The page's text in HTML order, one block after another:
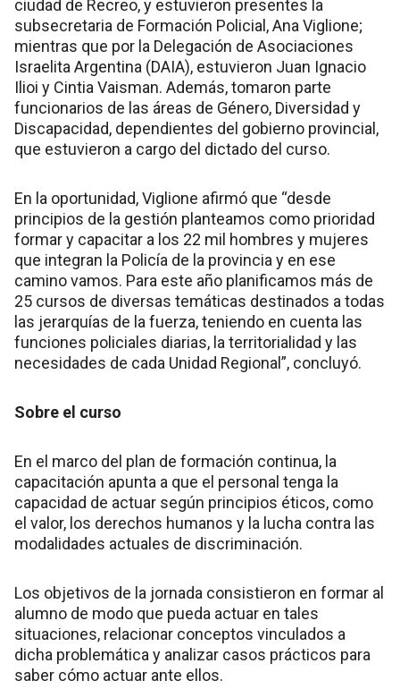
ciudad de Recreo, y estuvieron presentes la
subsecretaria de Formación Policial, Ana Viglione;
mientras que por la Delegación de Asociaciones
Israelita Argentina (DAIA), estuvieron Juan Ignacio
Ilioi y Cintia Vaisman. Además, tomaron parte
funcionarios de las áreas de Género, Diversidad y
Discapacidad, dependientes del gobierno provincial,
que estuvieron a cargo del dictado del curso.
En la oportunidad, Viglione afirmó que “desde
principios de la gestión planteamos como prioridad
formar y capacitar a los 22 mil hombres y mujeres
que integran la Policía de la provincia y en ese
camino vamos. Para este año planificamos más de
25 cursos de diversas temáticas destinados a todas
las jerarquías de la fuerza, teniendo en cuenta las
funciones policiales diarias, la territorialidad y las
necesidades de cada Unidad Regional”, concluyó.
Sobre el curso
En el marco del plan de formación continua, la
capacitación apunta a que el personal tenga la
capacidad de actuar según principios éticos, como
el valor, los derechos humanos y la lucha contra las
modalidades actuales de discriminación.
Los objetivos de la jornada consistieron en formar al
alumno de modo que pueda actuar en tales
situaciones, relacionar conceptos vinculados a
dicha problemática y analizar casos prácticos para
saber cómo actuar ante ellos.